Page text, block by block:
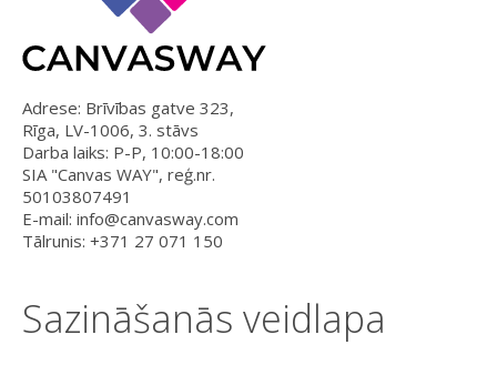
Adrese: Brīvības gatve 323,
Rīga, LV-1006, 3. stāvs
Darba laiks: P-P, 10:00-18:00
SIA "Canvas WAY", reģ.nr.
50103807491
E-mail: info@canvasway.com
Tālrunis: +371 27 071 150
Sazināšanās veidlapa